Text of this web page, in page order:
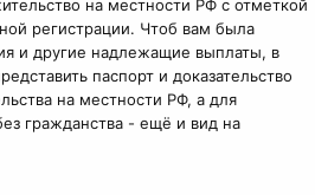
на местности РФ с отметкой
регистрации. Чтоб вам была
и другие надлежащие выплаты, в
паспорт и доказательство
на местности РФ, а для
гражданства - ещё и вид на